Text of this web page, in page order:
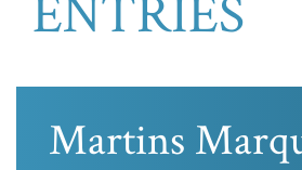
ENTRIES
Martins